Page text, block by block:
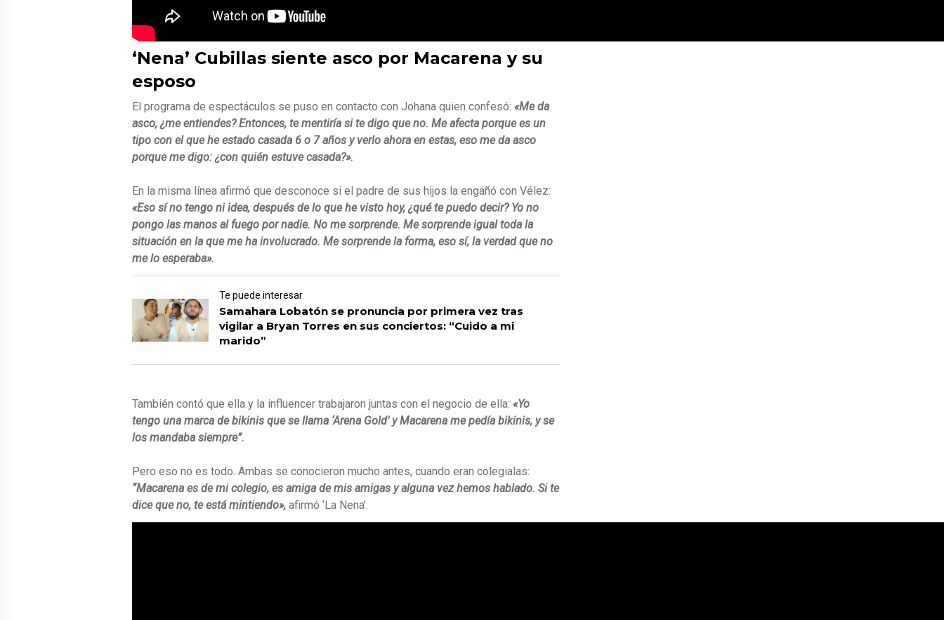
‘Nena’ Cubillas siente asco por Macarena y su
esposo
El programa de espectáculos se puso en contacto con Johana quien confesó: «Me da
asco, ¿me entiendes? Entonces, te mentiría si te digo que no. Me afecta porque es un
tipo con el que he estado casada 6 o 7 años y verlo ahora en estas, eso me da asco
porque me digo: ¿con quién estuve casada?».
En la misma línea afirmó que desconoce si el padre de sus hijos la engañó con Vélez:
«Eso sí no tengo ni idea, después de lo que he visto hoy, ¿qué te puedo decir? Yo no
pongo las manos al fuego por nadie. No me sorprende. Me sorprende igual toda la
situación en la que me ha involucrado. Me sorprende la forma, eso sí, la verdad que no
me lo esperaba».
Te puede interesar
Samahara Lobatón se pronuncia por primera vez tras
vigilar a Bryan Torres en sus conciertos: “Cuido a mi
marido”
También contó que ella y la influencer trabajaron juntas con el negocio de ella: «Yo
tengo una marca de bikinis que se llama ‘Arena Gold’ y Macarena me pedía bikinis, y se
los mandaba siempre”.
Pero eso no es todo. Ambas se conocieron mucho antes, cuando eran colegialas:
“Macarena es de mi colegio, es amiga de mis amigas y alguna vez hemos hablado. Si te
dice que no, te está mintiendo», afirmó ‘La Nena’.